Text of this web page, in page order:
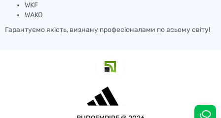
WKF
WAKO
Гарантуємо якість, визнану професіоналами по всьому світу!